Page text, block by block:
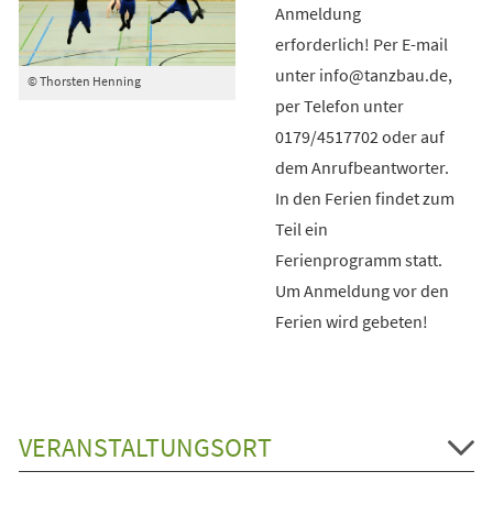
© Thorsten Henning
Anmeldung
erforderlich! Per E-mail
unter info@tanzbau.de,
per Telefon unter
0179/4517702 oder auf
dem Anrufbeantworter.
In den Ferien findet zum
Teil ein
Ferienprogramm statt.
Um Anmeldung vor den
Ferien wird gebeten!
VERANSTALTUNGSORT